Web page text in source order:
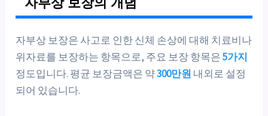
자부상 보장은 사고로 인한 신체 손상에 대해 치료비나
위자료를 보장하는 항목으로, 주요 보장 항목은5가지
정도입니다. 평균 보장금액은 약300만원 내외로 설정
되어 있습니다.